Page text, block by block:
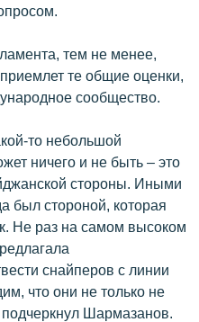
тем не менее,
те общие оценки,
сообщество.
то небольшой
ничего и не быть – это
стороны. Иными
был стороной, которая
Не раз на самом высоком
снайперов с линии
что они не только не
Шармазанов.